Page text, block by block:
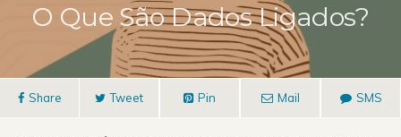
O Que São Dados Ligados?
Share Tweet Pin Mail SMS